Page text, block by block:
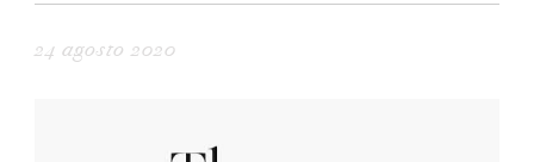
24 agosto 2020